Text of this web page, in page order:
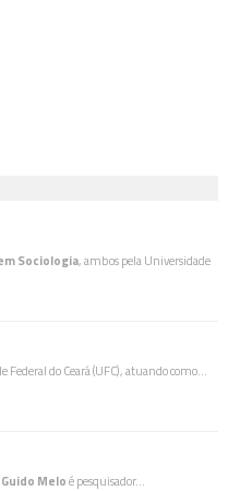
Sociologia, ambos pela Universidade
Federal do Ceará (UFC), atuando como…
Guido Meloé pesquisador…